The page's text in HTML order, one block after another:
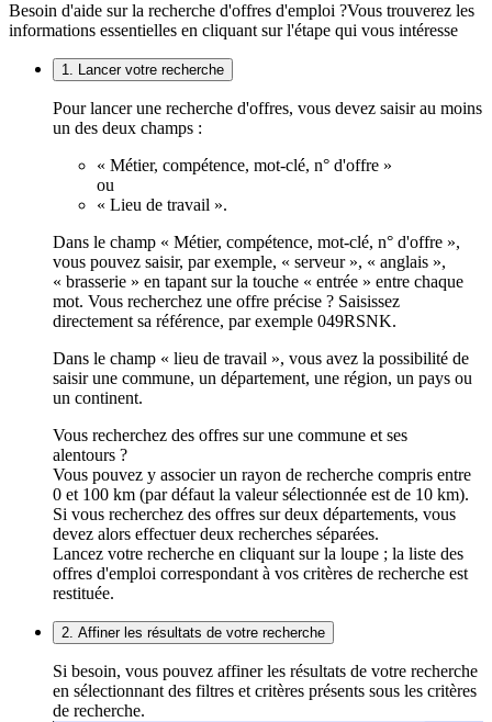
Besoin d'aide sur la recherche d'offres d'emploi ?Vous trouverez les
informations essentielles en cliquant sur l'étape qui vous intéresse
1. Lancer votre recherche
Pour lancer une recherche d'offres, vous devez saisir au moins
un des deux champs :
« Métier, compétence, mot-clé, n° d'offre »
ou
« Lieu de travail ».
Dans le champ « Métier, compétence, mot-clé, n° d'offre »,
vous pouvez saisir, par exemple, « serveur », « anglais »,
« brasserie » en tapant sur la touche « entrée » entre chaque
mot. Vous recherchez une offre précise ? Saisissez
directement sa référence, par exemple 049RSNK.
Dans le champ « lieu de travail », vous avez la possibilité de
saisir une commune, un département, une région, un pays ou
un continent.
Vous recherchez des offres sur une commune et ses
alentours ?
Vous pouvez y associer un rayon de recherche compris entre
0 et 100 km (par défaut la valeur sélectionnée est de 10 km).
Si vous recherchez des offres sur deux départements, vous
devez alors effectuer deux recherches séparées.
Lancez votre recherche en cliquant sur la loupe ; la liste des
offres d'emploi correspondant à vos critères de recherche est
restituée.
2. Affiner les résultats de votre recherche
Si besoin, vous pouvez affiner les résultats de votre recherche
en sélectionnant des filtres et critères présents sous les critères
de recherche.